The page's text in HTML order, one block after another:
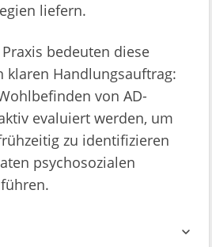
liefern.
bedeuten diese
klaren Handlungsauftrag:
von AD-
evaluiert werden, um
zu identifizieren
psychosozialen